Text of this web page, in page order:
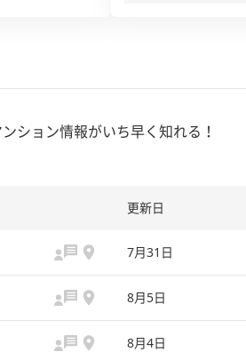
ション情報がいち早く知れる！
更新日
7月31日
8月5日
8月4日